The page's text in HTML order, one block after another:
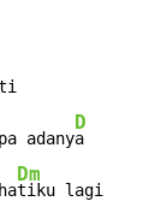
adany
D
a
Dm
tiku lagi